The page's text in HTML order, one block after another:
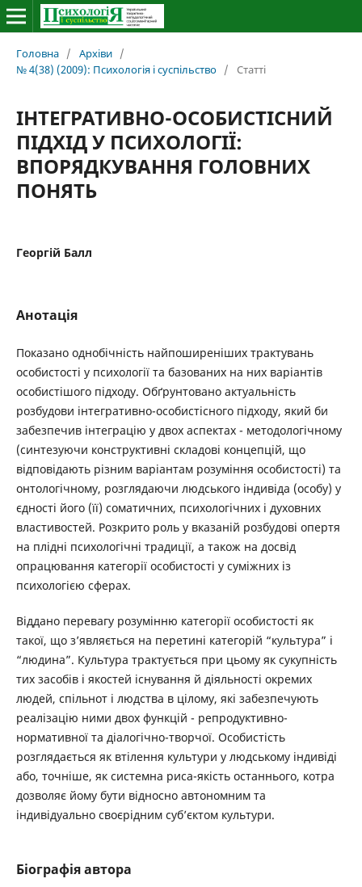
Головна / Архіви /
№ 4(38) (2009): Психологія і суспільство / Статті
ІНТЕГРАТИВНО-ОСОБИСТІСНИЙ
ПІДХІД У ПСИХОЛОГІЇ:
ВПОРЯДКУВАННЯ ГОЛОВНИХ
ПОНЯТЬ
Георгій Балл
Анотація
Показано однобічність найпоширеніших трактувань
особистості у психології та базованих на них варіантів
особистішого підходу. Обґрунтовано актуальність
розбудови інтегративно-особистісного підходу, який би
забезпечив інтеграцію у двох аспектах - методологічному
(синтезуючи конструктивні складові концепцій, що
відповідають різним варіантам розуміння особистості) та
онтологічному, розглядаючи людського індивіда (особу) у
єдності його (її) соматичних, психологічних і духовних
властивостей. Розкрито роль у вказаній розбудові опертя
на плідні психологічні традиції, а також на досвід
опрацювання категорії особистості у суміжних із
психологією сферах.
Віддано перевагу розумінню категорії особистості як
такої, що з’являється на перетині категорій “культура” і
“людина”. Культура трактується при цьому як сукупність
тих засобів і якостей існування й діяльності окремих
людей, спільнот і людства в цілому, які забезпечують
реалізацію ними двох функцій - репродуктивно-
нормативної та діалогічно-творчої. Особистість
розглядається як втілення культури у людському індивіді
або, точніше, як системна риса-якість останнього, котра
дозволяє йому бути відносно автономним та
індивідуально своєрідним суб’єктом культури.
Біографія автора